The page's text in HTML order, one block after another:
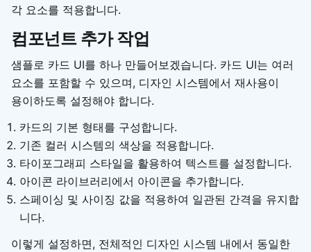
각 요소를 적용합니다.
컴포넌트 추가 작업
샘플로 카드 UI를 하나 만들어보겠습니다. 카드 UI는 여러
요소를 포함할 수 있으며, 디자인 시스템에서 재사용이
용이하도록 설정해야 합니다.
카드의 기본 형태를 구성합니다.
기존 컬러 시스템의 색상을 적용합니다.
타이포그래피 스타일을 활용하여 텍스트를 설정합니다.
아이콘 라이브러리에서 아이콘을 추가합니다.
스페이싱 및 사이징 값을 적용하여 일관된 간격을 유지합
니다.
이렇게 설정하면, 전체적인 디자인 시스템 내에서 동일한